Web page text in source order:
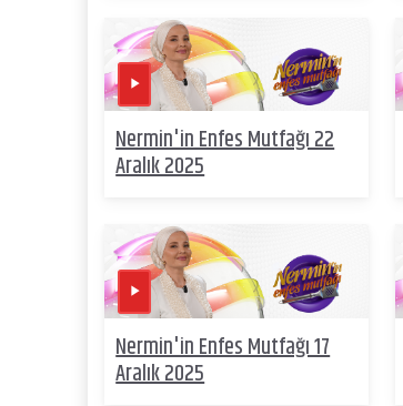
Nermin'in Enfes Mutfağı 22
Aralık 2025
Nermin'in Enfes Mutfağı 17
Aralık 2025